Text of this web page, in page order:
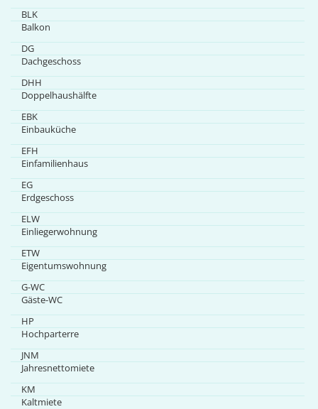
BLK
Balkon
DG
Dachgeschoss
DHH
Doppelhaushälfte
EBK
Einbauküche
EFH
Einfamilienhaus
EG
Erdgeschoss
ELW
Einliegerwohnung
ETW
Eigentumswohnung
G-WC
Gäste-WC
HP
Hochparterre
JNM
Jahresnettomiete
KM
Kaltmiete